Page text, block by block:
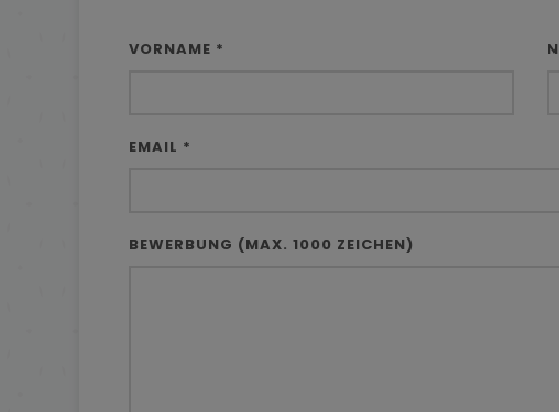
VORNAME *
EMAIL *
BEWERBUNG (MAX. 1000 ZEICHEN)